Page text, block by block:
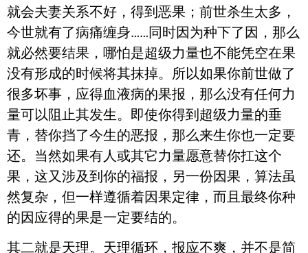
就会夫妻关系不好，得到恶果；前世杀生太多，
今世就有了病痛缠身……同时因为种下了因，那么
就必然要结果，哪怕是超级力量也不能凭空在果
没有形成的时候将其抹掉。所以如果你前世做了
很多坏事，应得血液病的果报，那么没有任何力
量可以阻止其发生。即使你得到超级力量的垂
青，替你挡了今生的恶报，那么来生你也一定要
还。当然如果有人或其它力量愿意替你扛这个
果，这又涉及到你的福报，另一份因果，算法虽
然复杂，但一样遵循着因果定律，而且最终你种
的因应得的果是一定要结的。
其二就是天理。天理循环，报应不爽，并不是简